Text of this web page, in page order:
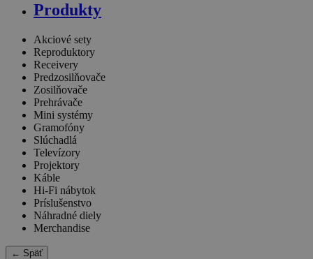
Produkty
Akciové sety
Reproduktory
Receivery
Predzosilňovače
Zosilňovače
Prehrávače
Mini systémy
Gramofóny
Slúchadlá
Televízory
Projektory
Káble
Hi-Fi nábytok
Príslušenstvo
Náhradné diely
Merchandise
← Späť